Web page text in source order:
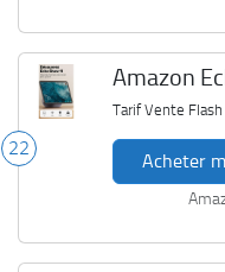
22
Amazon
Tarif Vente
Acheter